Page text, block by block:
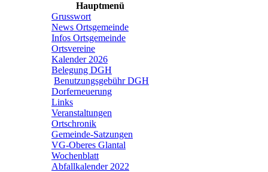
Hauptmenü
Grusswort
News Ortsgemeinde
Infos Ortsgemeinde
Ortsvereine
Kalender 2026
Belegung DGH
Benutzungsgebühr DGH
Dorferneuerung
Links
Veranstaltungen
Ortschronik
Gemeinde-Satzungen
VG-Oberes Glantal
Wochenblatt
Abfallkalender 2022